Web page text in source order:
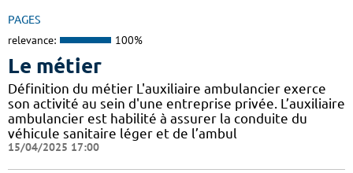
PAGES
relevance: 100%
Le métier
Définition du métier L'auxiliaire ambulancier exerce
son activité au sein d'une entreprise privée. L’auxiliaire
ambulancier est habilité à assurer la conduite du
véhicule sanitaire léger et de l’ambul
15/04/2025 17:00